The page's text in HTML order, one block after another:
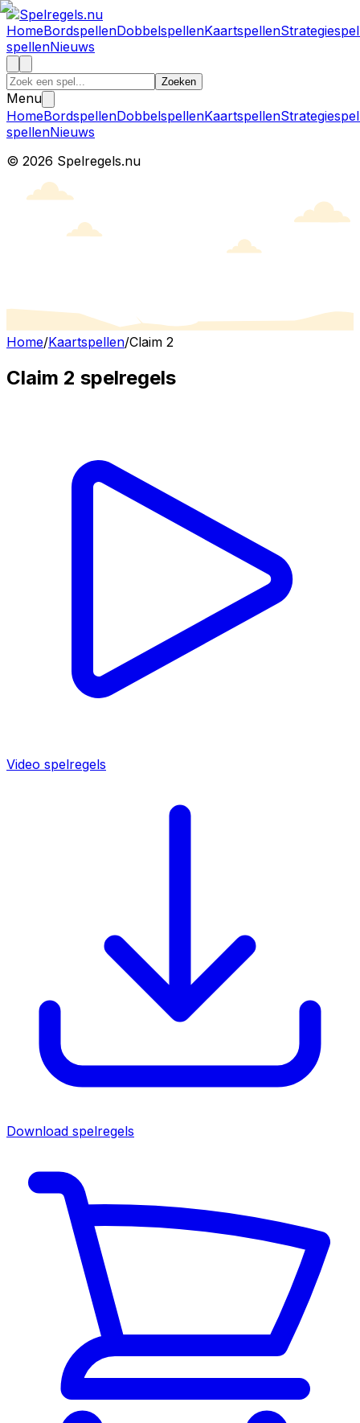
HomeBordspellenDobbelspellenKaartspellen
spellenNieuws
Zoeken
Menu
HomeBordspellenDobbelspellenKaartspellen
spellenNieuws
© 2026 Spelregels.nu
Home/Kaartspellen/Claim 2
Claim 2 spelregels
Video spelregels
Download spelregels